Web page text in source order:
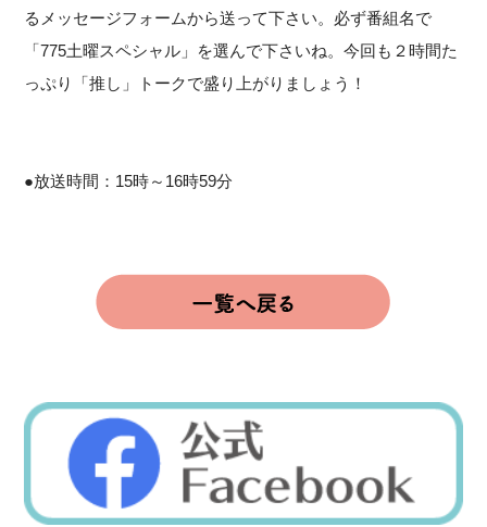
るメッセージフォームから送って下さい。必ず番組名で
「775土曜スペシャル」を選んで下さいね。今回も２時間た
っぷり「推し」トークで盛り上がりましょう！
●放送時間：15時～16時59分